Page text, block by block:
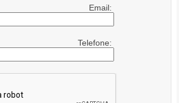
Email:
Telefone: